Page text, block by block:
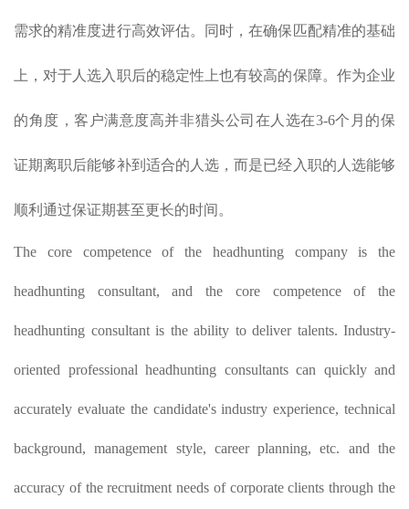
需求的精准度进行高效评估。同时，在确保匹配精准的基础
上，对于人选入职后的稳定性上也有较高的保障。作为企业
的角度，客户满意度高并非猎头公司在人选在3-6个月的保
证期离职后能够补到适合的人选，而是已经入职的人选能够
顺利通过保证期甚至更长的时间。
The core competence of the headhunting company is the
headhunting consultant, and the core competence of the
headhunting consultant is the ability to deliver talents. Industry-
oriented professional headhunting consultants can quickly and
accurately evaluate the candidate's industry experience, technical
background, management style, career planning, etc. and the
accuracy of the recruitment needs of corporate clients through the